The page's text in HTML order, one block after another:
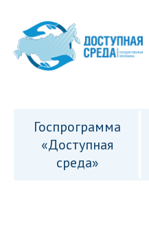
Госпрограмма
«Доступная
среда»